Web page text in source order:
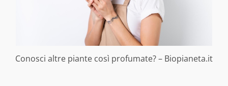
Conosci altre piante così profumate? – Biopianeta.it